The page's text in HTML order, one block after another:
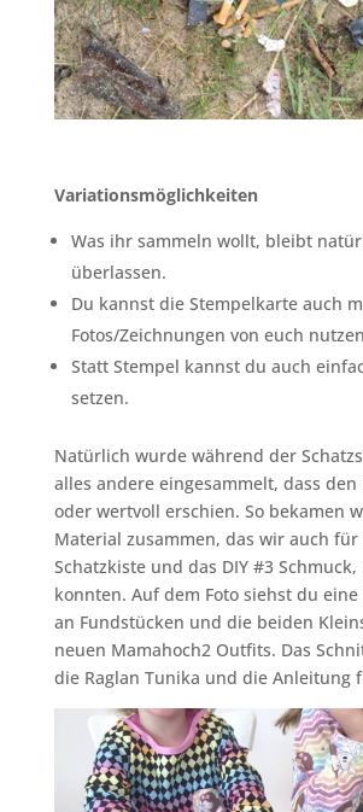
Variationsmöglichkeiten
Was ihr sammeln wollt, bleibt
überlassen.
Du kannst die Stempelkarte auch
Fotos/Zeichnungen von euch
Statt Stempel kannst du auch
setzen.
Natürlich wurde während der
alles andere eingesammelt, dass
oder wertvoll erschien. So bekamen
Material zusammen, das wir auch für
Schatzkiste und das DIY #3
konnten. Auf dem Foto siehst du
an Fundstücken und die beiden
neuen Mamahoch2 Outfits. Das
die Raglan Tunika und die Anleitung